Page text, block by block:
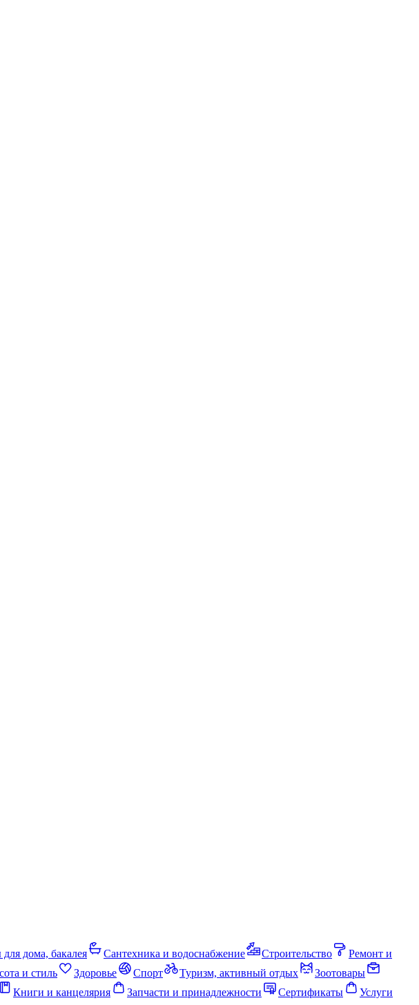
дома, бакалея Сантехника и водоснабжение Строительство
Ремонт и
и стиль Здоровье Спорт Туризм, активный отдых
Зоотовары
Книги и канцелярия Запчасти и принадлежности Сертификаты
Услуги